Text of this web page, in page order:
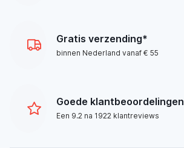
Gratis verzending*
binnen Nederland vanaf € 55
Goede klantbeoordelingen
Een 9.2 na 1922 klantreviews